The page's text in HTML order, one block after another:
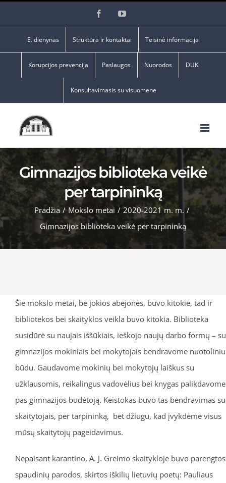
FacebookYouTube
E. dienynas Struktūra ir kontaktai Teisinė informacija
Korupcijos prevencija Paslaugos Nuorodos DUK
Konsultavimasis su visuomene
Gimnazijos biblioteka veikė
per tarpininką
Pradžia / Mokslo metai / 2020-2021 m. m. /
Gimnazijos biblioteka veikė per tarpininką
Šie mokslo metai, be jokios abejonės, buvo kitokie, tad ir
bibliotekos bei skaityklos veikla buvo kitokia. Biblioteka
susidūrė su naujais iššūkiais, ieškojo naujų darbo formų – su
gimnazijos mokiniais bei mokytojais bendravome nuotoliniu
būdu. Gaudavome mokinių bei mokytojų laiškus su
užklausomis, reikalingus vadovėlius bei knygas palikdavome
pas gimnazijos budėtoją. Keistokas buvo tas bendravimas su
skaitytojais, per tarpininką, bet džiugu, kad įvykdėme visus
mūsų skaitytojų pageidavimus.
Nepaisant karantino, A. J. Greimo skaitykloje buvo parengtos
spaudinių parodos, skirtos iškilių lietuvių poetų: Pauliaus